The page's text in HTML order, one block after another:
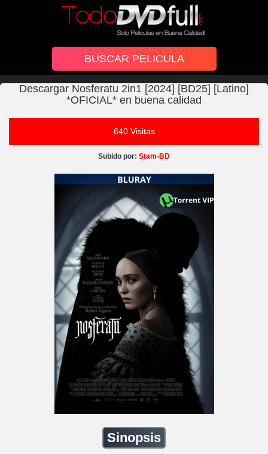
Descargar Nosferatu 2in1 [2024] [BD25] [Latino]
*OFICIAL* en buena calidad
640 Visitas
Subido por: Stam-BD
Sinopsis